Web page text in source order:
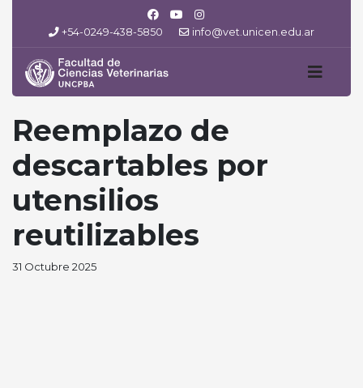
+54-0249-438-5850 info@vet.unicen.edu.ar
Reemplazo de
descartables por
utensilios
reutilizables
31 Octubre 2025